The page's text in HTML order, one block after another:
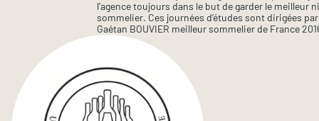
l’agence toujours dans le but de garder le meilleur
sommelier. Ces journées d’études sont dirigées
Gaétan BOUVIER meilleur sommelier de France